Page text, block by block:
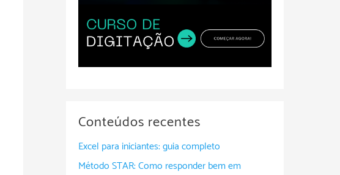
Conteúdos recentes
Excel para iniciantes: guia completo
Método STAR: Como responder bem em